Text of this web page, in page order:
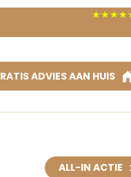
ADVIES AAN HUIS
ALL-IN ACTIE